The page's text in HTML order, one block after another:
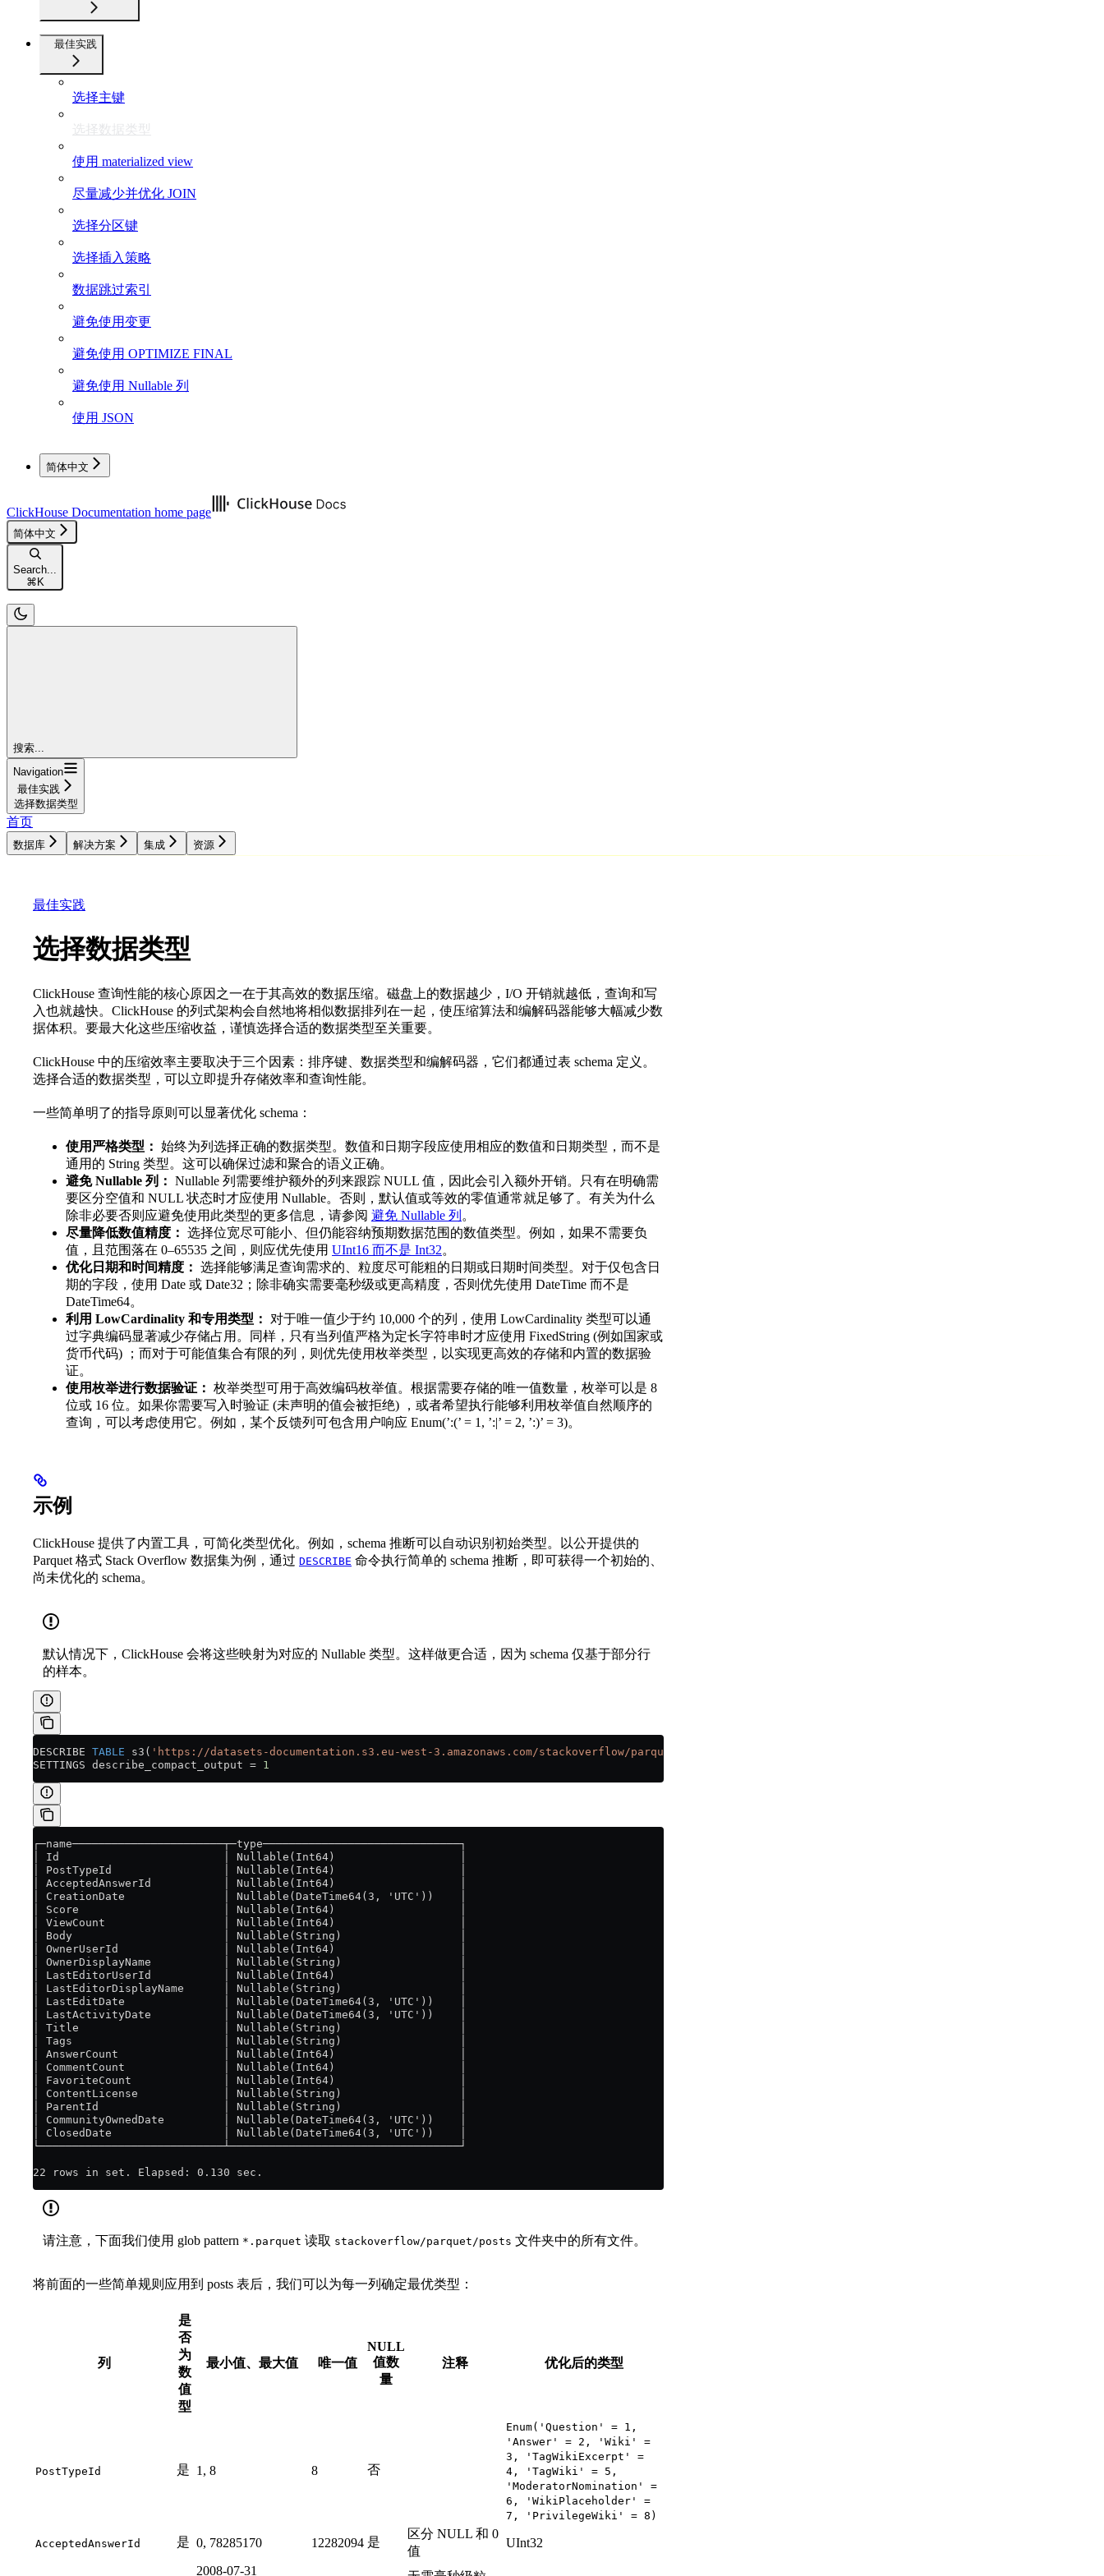
最佳实践
选择主键
选择数据类型
使用 materialized view
尽量减少并优化 JOIN
选择分区键
选择插入策略
数据跳过索引
避免使用变更
避免使用 OPTIMIZE FINAL
避免使用 Nullable 列
使用 JSON
简体中文
ClickHouse Documentation home page
简体中文
Search...
⌘ K
搜索...
Navigation
最佳实践
选择数据类型
首页
数据库 解决方案 集成 资源
最佳实践
选择数据类型
ClickHouse 查询性能的核心原因之一在于其高效的数据压缩。磁盘上的数据越少，I/O 开销就越低，查询和写
入也就越快。ClickHouse 的列式架构会自然地将相似数据排列在一起，使压缩算法和编解码器能够大幅减少数
据体积。要最大化这些压缩收益，谨慎选择合适的数据类型至关重要。
ClickHouse 中的压缩效率主要取决于三个因素：排序键、数据类型和编解码器，它们都通过表 schema 定义。
选择合适的数据类型，可以立即提升存储效率和查询性能。
一些简单明了的指导原则可以显著优化 schema：
使用严格类型： 始终为列选择正确的数据类型。数值和日期字段应使用相应的数值和日期类型，而不是
通用的 String 类型。这可以确保过滤和聚合的语义正确。
避免 Nullable 列： Nullable 列需要维护额外的列来跟踪 NULL 值，因此会引入额外开销。只有在明确需
要区分空值和 NULL 状态时才应使用 Nullable。否则，默认值或等效的零值通常就足够了。有关为什么
除非必要否则应避免使用此类型的更多信息，请参阅 避免 Nullable 列 。
尽量降低数值精度： 选择位宽尽可能小、但仍能容纳预期数据范围的数值类型。例如，如果不需要负
值，且范围落在 0–65535 之间，则应优先使用 UInt16 而不是 Int32。
优化日期和时间精度： 选择能够满足查询需求的、粒度尽可能粗的日期或日期时间类型。对于仅包含日
期的字段，使用 Date 或 Date32；除非确实需要毫秒级或更高精度，否则优先使用 DateTime 而不是
DateTime64。
利用 LowCardinality 和专用类型：
对于唯一值少于约 10,000 个的列，使用 LowCardinality 类型可以通
过字典编码显著减少存储占用。同样，只有当列值严格为定长字符串时才应使用 FixedString (例如国家或
货币代码) ；而对于可能值集合有限的列，则优先使用枚举类型，以实现更高效的存储和内置的数据验
证。
使用枚举进行数据验证： 枚举类型可用于高效编码枚举值。根据需要存储的唯一值数量，枚举可以是 8
位或 16 位。如果你需要写入时验证 (未声明的值会被拒绝) ，或者希望执行能够利用枚举值自然顺序的
查询，可以考虑使用它。例如，某个反馈列可包含用户响应 Enum(’:(’ = 1, ’:|’ = 2, ’:)’ = 3)。
示例
ClickHouse 提供了内置工具，可简化类型优化。例如，schema 推断可以自动识别初始类型。以公开提供的
Parquet 格式 Stack Overflow 数据集为例，通过 DESCRIBE 命令执行简单的 schema 推断，即可获得一个初始的、
尚未优化的 schema。
默认情况下，ClickHouse 会将这些映射为对应的 Nullable 类型。这样做更合适，因为 schema 仅基于部分行
的样本。
DESCRIBE TABLE s3( 'https://datasets-documentation.s3.eu-west-3.amazonaws.com/stackoverflow/parquet/posts/*.parquet'
SETTINGS describe_compact_output = 1
┌─name───────────────────────┬─type──────────────────────────────┐
│ Id                         │ Nullable(Int64)                   │
│ PostTypeId                 │ Nullable(Int64)                   │
│ AcceptedAnswerId           │ Nullable(Int64)                   │
│ CreationDate               │ Nullable(DateTime64(3, 'UTC'))    │
│ Score                      │ Nullable(Int64)                   │
│ ViewCount                  │ Nullable(Int64)                   │
│ Body                       │ Nullable(String)                  │
│ OwnerUserId                │ Nullable(Int64)                   │
│ OwnerDisplayName           │ Nullable(String)                  │
│ LastEditorUserId           │ Nullable(Int64)                   │
│ LastEditorDisplayName      │ Nullable(String)                  │
│ LastEditDate               │ Nullable(DateTime64(3, 'UTC'))    │
│ LastActivityDate           │ Nullable(DateTime64(3, 'UTC'))    │
│ Title                      │ Nullable(String)                  │
│ Tags                       │ Nullable(String)                  │
│ AnswerCount                │ Nullable(Int64)                   │
│ CommentCount               │ Nullable(Int64)                   │
│ FavoriteCount              │ Nullable(Int64)                   │
│ ContentLicense             │ Nullable(String)                  │
│ ParentId                   │ Nullable(String)                  │
│ CommunityOwnedDate         │ Nullable(DateTime64(3, 'UTC'))    │
│ ClosedDate                 │ Nullable(DateTime64(3, 'UTC'))    │
└────────────────────────────┴───────────────────────────────────┘
22 rows in set. Elapsed: 0.130 sec.
请注意，下面我们使用 glob pattern *.parquet 读取 stackoverflow/parquet/posts 文件夹中的所有文件。
将前面的一些简单规则应用到 posts 表后，我们可以为每一列确定最优类型：
列
是
否
为
数
值
型
最小值、最大值 唯一值
NULL
值数
量
注释 优化后的类型
PostTypeId 是 1, 8 8 否
Enum('Question' = 1,
'Answer' = 2, 'Wiki' =
3, 'TagWikiExcerpt' =
4, 'TagWiki' = 5,
'ModeratorNomination' =
6, 'WikiPlaceholder' =
7, 'PrivilegeWiki' = 8)
AcceptedAnswerId 是 0, 78285170 12282094 是
区分 NULL 和 0
值
UInt32
2008-07-31